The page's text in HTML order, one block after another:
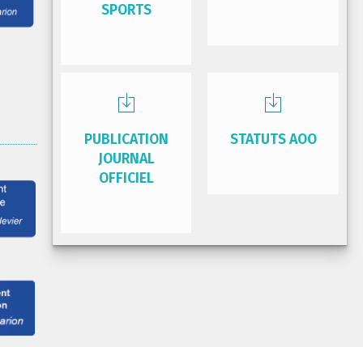
SPORTS
PUBLICATION
JOURNAL
OFFICIEL
STATUTS AOO